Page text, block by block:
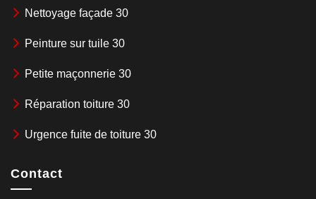
Nettoyage façade 30
Peinture sur tuile 30
Petite maçonnerie 30
Réparation toiture 30
Urgence fuite de toiture 30
Contact